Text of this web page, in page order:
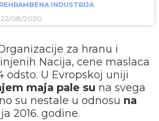
INDUSTRIJA
22/08/2020
za hranu i
Nacija, cene maslaca
odsto. U Evropskoj uniji
maja pale su na svega
su nestale u odnosu na
2016. godine.